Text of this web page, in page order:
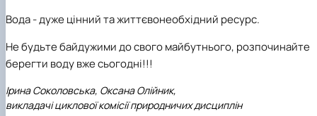
Вода - дуже цінний та життєвонеобхідний ресурс.
Не будьте байдужими до свого майбутнього, розпочинайте
берегти воду вже сьогодні!!!
Ірина Соколовська, Оксана Олійник,
викладачі циклової комісії природничих дисциплін